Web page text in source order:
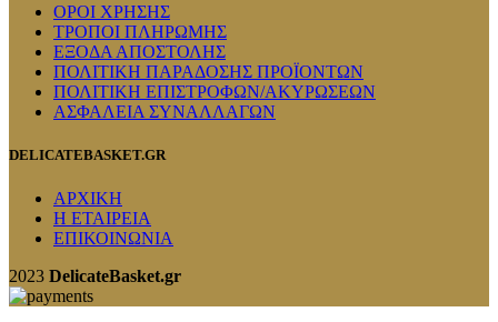
ΟΡΟΙ ΧΡΗΣΗΣ
ΤΡΟΠΟΙ ΠΛΗΡΩΜΗΣ
ΕΞΟΔΑ ΑΠΟΣΤΟΛΗΣ
ΠΟΛΙΤΙΚΗ ΠΑΡΑΔΟΣΗΣ ΠΡΟΪΟΝΤΩΝ
ΠΟΛΙΤΙΚΗ ΕΠΙΣΤΡΟΦΩΝ/ΑΚΥΡΩΣΕΩΝ
ΑΣΦΑΛΕΙΑ ΣΥΝΑΛΛΑΓΩΝ
DELICATEBASKET.GR
ΑΡΧΙΚΗ
Η ΕΤΑΙΡΕΙΑ
ΕΠΙΚΟΙΝΩΝΙΑ
2023 DelicateBasket.gr